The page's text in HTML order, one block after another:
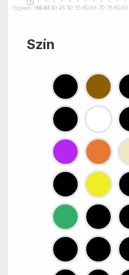
Egyedi méret
35 37 40 45 50 55 60 65 70 75 80 85
Szín